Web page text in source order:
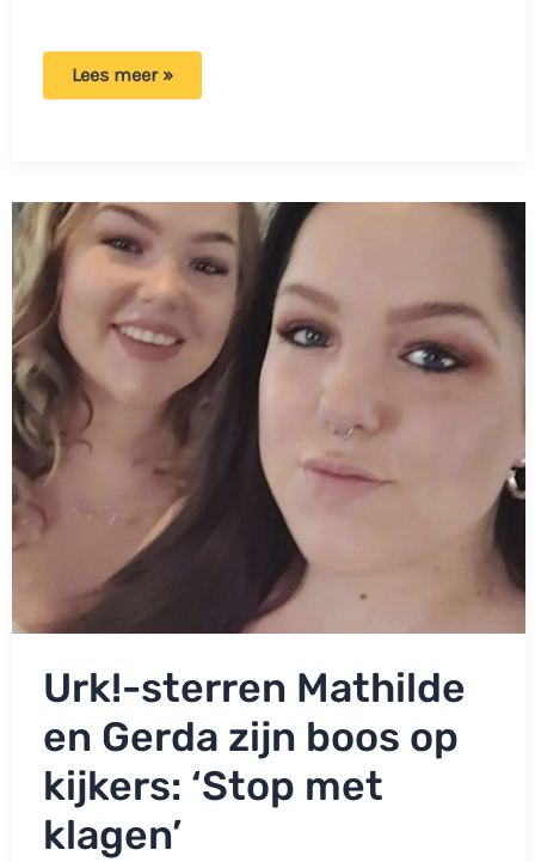
Teun
‘Dat
deed
me
verdriet’
Lees meer »
Urk!-sterren Mathilde
en Gerda zijn boos op
kijkers: ‘Stop met
klagen’